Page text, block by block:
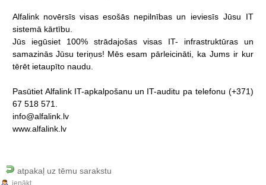
Alfalink novērsīs visas esošās nepilnības un ieviesīs Jūsu
IT
sistemā kārtību.
Jūs
iegūsiet 100% strādajošas visas IT- infrastruktūras
un
samazinās Jūsu teriņus! Mēs esam pārleicināti, ka Jums ir kur
tērēt ietaupīto naudu.
Pasūtiet Alfalink IT-apkalpošanu un IT-auditu pa telefonu (+371)
67 518 571.
info@alfalink.lv
www.alfalink.lv
atpakaļ uz tēmu sarakstu
ienākt